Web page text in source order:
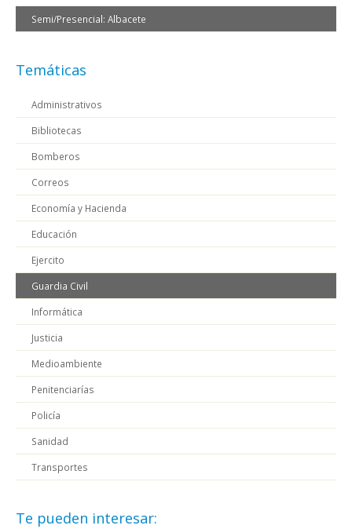
Semi/Presencial: Albacete
Temáticas
Administrativos
Bibliotecas
Bomberos
Correos
Economía y Hacienda
Educación
Ejercito
Guardia Civil
Informática
Justicia
Medioambiente
Penitenciarías
Policía
Sanidad
Transportes
Te pueden interesar: